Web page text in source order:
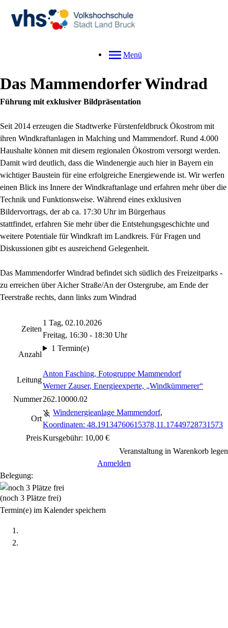
Menü
Das Mammendorfer Windrad
Führung mit exklusiver Bildpräsentation
Seit 2014 erzeugen die Stadtwerke Fürstenfeldbruck Ökostrom mit
ihren Windkraftanlagen in Malching und Mammendorf. Rund 4.000
Haushalte können mit diesem regionalen Ökostrom versorgt werden.
Damit wird deutlich, dass die Windenergie auch hier in Bayern ein
wichtiger Baustein für eine erfolgreiche Energiewende ist. Wir werfen
einen Blick ins Innere der Windkraftanlage und erfahren mehr über die
Technik und Funktionsweise. Während eines exklusiven
Bildervortrags, der ab ca. 17:30 Uhr im Bürgerhaus
stattfindet, erfahren Sie mehr über die Entstehungsgeschichte und
weitere Potentiale für Windkraft im Landkreis. Für Fragen und
Diskussionen gibt es ausreichend Gelegenheit.
Das Mammendorfer Windrad befindet sich südlich des Freizeitparks -
zu erreichen über Aicher Straße/An der Ostergrube, am Ende der
Teerstraße rechts, dann links zum Windrad
Zeiten
1 Tag, 02.10.2026
Freitag, 16:30 - 18:30 Uhr
Anzahl
1 Termin(e)
Leitung
Anton Fasching, Fotogruppe Mammendorf
Werner Zauser, Energieexperte, „Windkümmerer“
Nummer262.10000.02
Ort
Windenergieanlage Mammendorf,
Koordinaten: 48.19134760615378,11.17449728731573
PreisKursgebühr: 10,00 €
Veranstaltung in Warenkorb legen
Anmelden
Belegung:
(noch 3 Plätze frei)
Termin(e) im Kalender speichern